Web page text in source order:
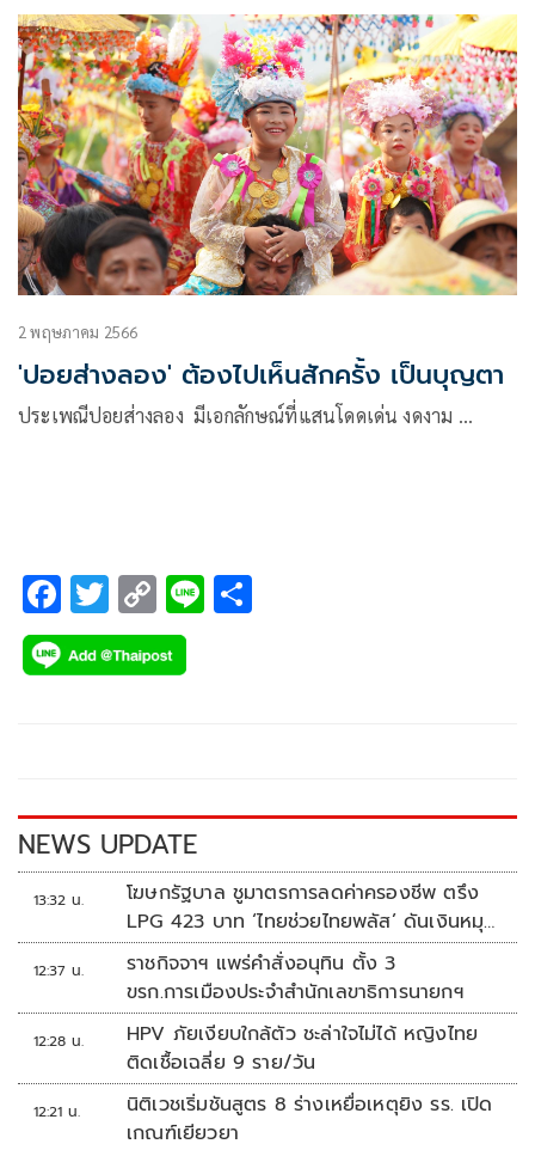
ไตรมิตรวิทยาราม เป็นประธานฝ่ายสงฆ์ นายอิทธิพล คุณปลื้ม
รัฐมนตรีว่าการกระทรวงวัฒนธรรม (รมว.วธ.)
2 พฤษภาคม 2566
'ปอยส่างลอง' ต้องไปเห็นสักครั้ง เป็นบุญตา
ประเพณีปอยส่างลอง มีเอกลักษณ์ที่แสนโดดเด่น งดงาม …
F
ac
e
k
T
wi
tt
C
o
p
k
Li
NEWS UPDATE
13:32 น.
โฆษกรัฐบาล ชูมาตรการลดค่าครองชีพ ตรึง
LPG 423 บาท ‘ไทยช่วยไทยพลัส’ ดันเงินหมุน
แสนล้าน
12:37 น.
ราชกิจจาฯ แพร่คำสั่งอนุทิน ตั้ง 3
ขรก.การเมืองประจำสำนักเลขาธิการนายกฯ
12:28 น.
HPV ภัยเงียบใกล้ตัว ชะล่าใจไม่ได้ หญิงไทย
ติดเชื้อเฉลี่ย 9 ราย/วัน
12:21 น.
นิติเวชเริ่มชันสูตร 8 ร่างเหยื่อเหตุยิง รร. เปิด
เกณฑ์เยียวยา